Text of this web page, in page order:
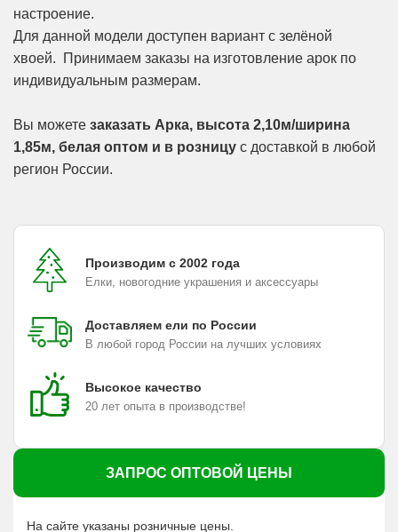
настроение.
Для данной модели доступен вариант с зелёной
хвоей. Принимаем заказы на изготовление арок по
индивидуальным размерам.
Вы можете заказать Арка, высота 2,10м/ширина
1,85м, белая оптом и в розницу с доставкой в любой
регион России.
Производим с 2002 года
Елки, новогодние украшения и аксессуары
Доставляем ели по России
В любой город России на лучших условиях
Высокое качество
20 лет опыта в производстве!
ЗАПРОС ОПТОВОЙ ЦЕНЫ
На сайте указаны розничные цены.